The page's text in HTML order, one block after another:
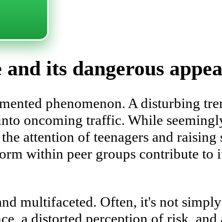
its dangerous
phenomenon. A disturbing
oncoming traffic. While
attention of teenagers and raising
within peer groups contribute to
multifaceted. Often, it's not
a distorted perception of risk,